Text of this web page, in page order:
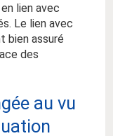
lien avec
Le lien avec
bien assuré
des
au vu